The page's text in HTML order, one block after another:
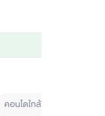
คอนโดใกล้สวน